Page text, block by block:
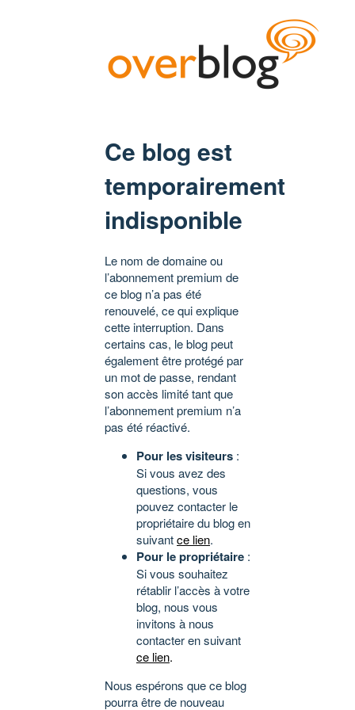
Ce blog est
temporairement
indisponible
Le nom de domaine ou
l’abonnement premium de
ce blog n’a pas été
renouvelé, ce qui explique
cette interruption. Dans
certains cas, le blog peut
également être protégé par
un mot de passe, rendant
son accès limité tant que
l’abonnement premium n’a
pas été réactivé.
Pour les visiteurs :
Si vous avez des
questions, vous
pouvez contacter le
propriétaire du blog en
suivantce lien.
Pour le propriétaire :
Si vous souhaitez
rétablir l’accès à votre
blog, nous vous
invitons à nous
contacter en suivant
ce lien.
Nous espérons que ce blog
pourra être de nouveau